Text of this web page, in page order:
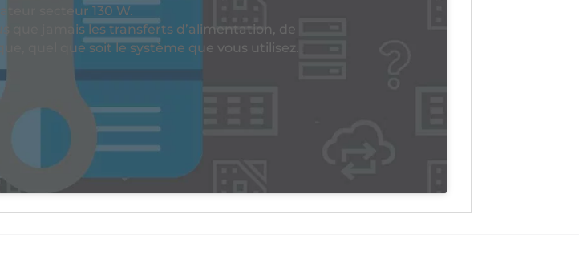
secteur 130 W.
que jamais les transferts d’alimentation, de
quel que soit le système que vous utilisez.